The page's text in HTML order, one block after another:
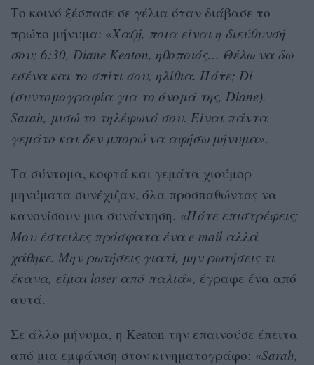
Το κοινό ξέσπασε σε γέλια όταν διάβασε το
πρώτο μήνυμα: «Χαζή, ποια είναι η διεύθυνσή
σου; 6:30, Diane Keaton, ηθοποιός… Θέλω να δω
εσένα και το σπίτι σου, ηλίθια. Πότε; Di
(συντομογραφία για το όνομά της, Diane).
Sarah, μισώ το τηλέφωνό σου. Είναι πάντα
γεμάτο και δεν μπορώ να αφήσω μήνυμα».
Τα σύντομα, κοφτά και γεμάτα χιούμορ
μηνύματα συνέχιζαν, όλα προσπαθώντας να
κανονίσουν μια συνάντηση. «Πότε επιστρέφεις;
Μου έστειλες πρόσφατα ένα e-mail αλλά
χάθηκε. Μην ρωτήσεις γιατί, μην ρωτήσεις τι
έκανα, είμαι loser από παλιά», έγραφε ένα από
αυτά.
Σε άλλο μήνυμα, η Keaton την επαινούσε έπειτα
από μια εμφάνιση στον κινηματογράφο: «Sarah,